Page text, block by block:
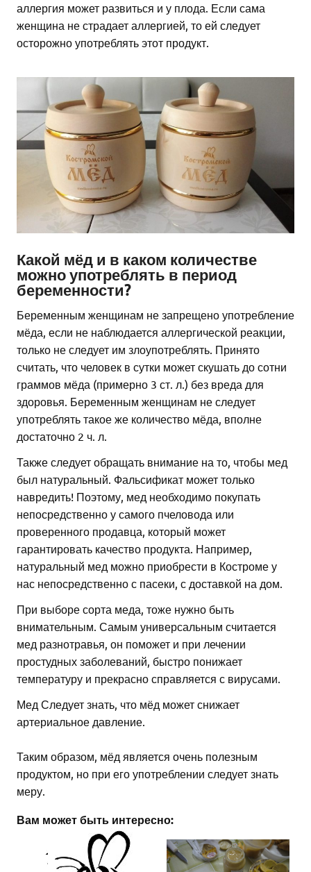
аллергия может развиться и у плода. Если сама
женщина не страдает аллергией, то ей следует
осторожно употреблять этот продукт.
Какой мёд и в каком количестве
можно употреблять в период
беременности?
Беременным женщинам не запрещено употребление
мёда, если не наблюдается аллергической реакции,
только не следует им злоупотреблять. Принято
считать, что человек в сутки может скушать до сотни
граммов мёда (примерно 3 ст. л.) без вреда для
здоровья. Беременным женщинам не следует
употреблять такое же количество мёда, вполне
достаточно 2 ч. л.
Также следует обращать внимание на то, чтобы мед
был натуральный. Фальсификат может только
навредить! Поэтому, мед необходимо покупать
непосредственно у самого пчеловода или
проверенного продавца, который может
гарантировать качество продукта. Например,
натуральный мед можно приобрести в Костроме у
нас непосредственно с пасеки, с доставкой на дом.
При выборе сорта меда, тоже нужно быть
внимательным. Самым универсальным считается
мед разнотравья, он поможет и при лечении
простудных заболеваний, быстро понижает
температуру и прекрасно справляется с вирусами.
Мед Следует знать, что мёд может снижает
артериальное давление.
Таким образом, мёд является очень полезным
продуктом, но при его употреблении следует знать
меру.
Вам может быть интересно: